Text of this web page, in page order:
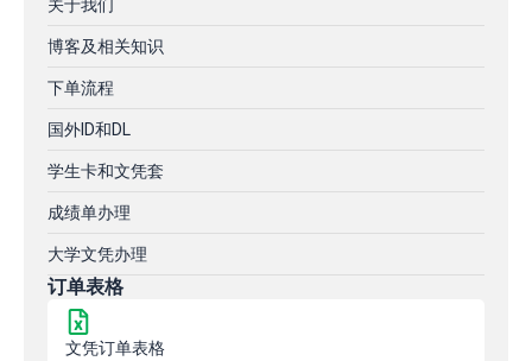
关于我们
博客及相关知识
下单流程
国外ID和DL
学生卡和文凭套
成绩单办理
大学文凭办理
订单表格
文凭订单表格